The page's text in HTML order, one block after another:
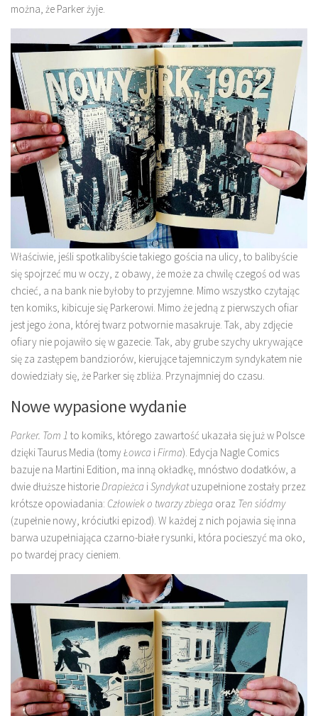
można, że Parker żyje.
Właściwie, jeśli spotkalibyście takiego gościa na ulicy, to balibyście
się spojrzeć mu w oczy, z obawy, że może za chwilę czegoś od was
chcieć, a na bank nie byłoby to przyjemne. Mimo wszystko czytając
ten komiks, kibicuje się Parkerowi. Mimo że jedną z pierwszych ofiar
jest jego żona, której twarz potwornie masakruje. Tak, aby zdjęcie
ofiary nie pojawiło się w gazecie. Tak, aby grube szychy ukrywające
się za zastępem bandziorów, kierujące tajemniczym syndykatem nie
dowiedziały się, że Parker się zbliża. Przynajmniej do czasu.
Nowe wypasione wydanie
Parker. Tom 1 to komiks, którego zawartość ukazała się już w Polsce
dzięki Taurus Media (tomyŁowca iFirma). Edycja Nagle Comics
bazuje na Martini Edition, ma inną okładkę, mnóstwo dodatków, a
dwie dłuższe historieDrapieżca iSyndykatuzupełnione zostały przez
krótsze opowiadania: Człowiek o twarzy zbiega oraz Ten siódmy
(zupełnie nowy, króciutki epizod). W każdej z nich pojawia się inna
barwa uzupełniająca czarno-białe rysunki, która pocieszyć ma oko,
po twardej pracy cieniem.